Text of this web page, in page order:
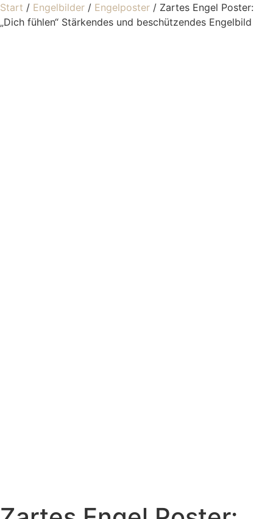
Start / Engelbilder / Engelposter / Zartes Engel Poster:
„Dich fühlen“ Stärkendes und beschützendes Engelbild